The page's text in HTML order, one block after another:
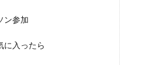
ン参加
入ったら